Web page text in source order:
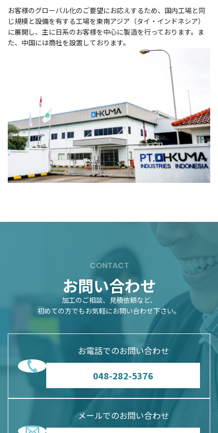
お客様のグローバル化のご要望にお応えするため、国内工場と同
じ規模と設備を有する工場を東南アジア（タイ・インドネシア）
に展開し、主に日系のお客様を中心に製造を行っております。ま
た、中国には商社を設置しております。
CONTACT
お問い合わせ
加工のご相談、見積依頼など、
初めての方でもお気軽にお問い合わせ下さい。
お電話でのお問い合わせ
048-282-5376
メールでのお問い合わせ